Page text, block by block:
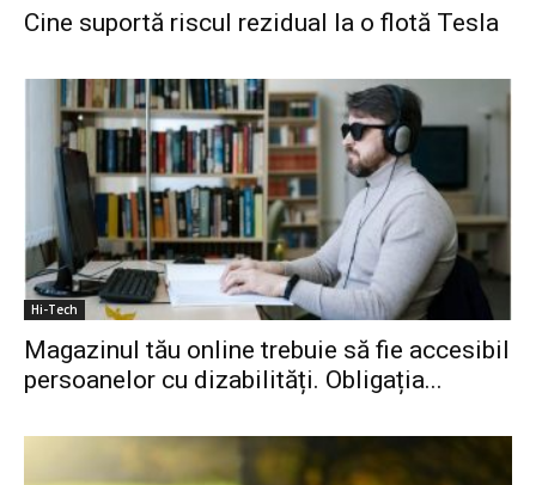
Cine suportă riscul rezidual la o flotă Tesla
Hi-Tech
Magazinul tău online trebuie să fie accesibil
persoanelor cu dizabilități. Obligația...